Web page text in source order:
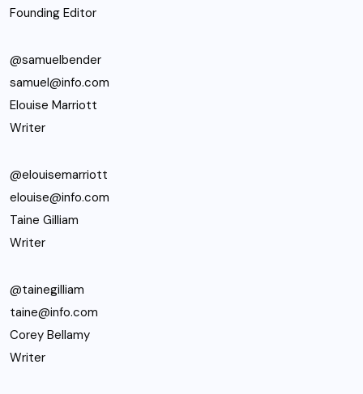
Founding Editor
@samuelbender
samuel@info.com
Elouise Marriott
Writer
@elouisemarriott
elouise@info.com
Taine Gilliam
Writer
@tainegilliam
taine@info.com
Corey Bellamy
Writer